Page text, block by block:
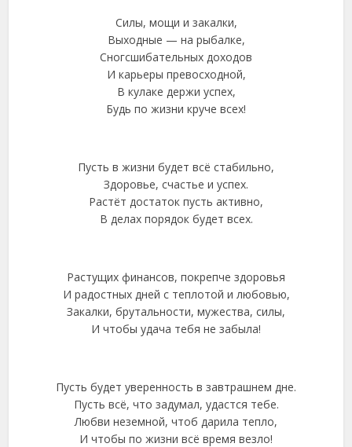
Силы, мощи и закалки,
Выходные — на рыбалке,
Сногсшибательных доходов
И карьеры превосходной,
В кулаке держи успех,
Будь по жизни круче всех!
Пусть в жизни будет всё стабильно,
Здоровье, счастье и успех.
Растёт достаток пусть активно,
В делах порядок будет всех.
Растущих финансов, покрепче здоровья
И радостных дней с теплотой и любовью,
Закалки, брутальности, мужества, силы,
И чтобы удача тебя не забыла!
Пусть будет уверенность в завтрашнем дне.
Пусть всё, что задумал, удастся тебе.
Любви неземной, чтоб дарила тепло,
И чтобы по жизни всё время везло!